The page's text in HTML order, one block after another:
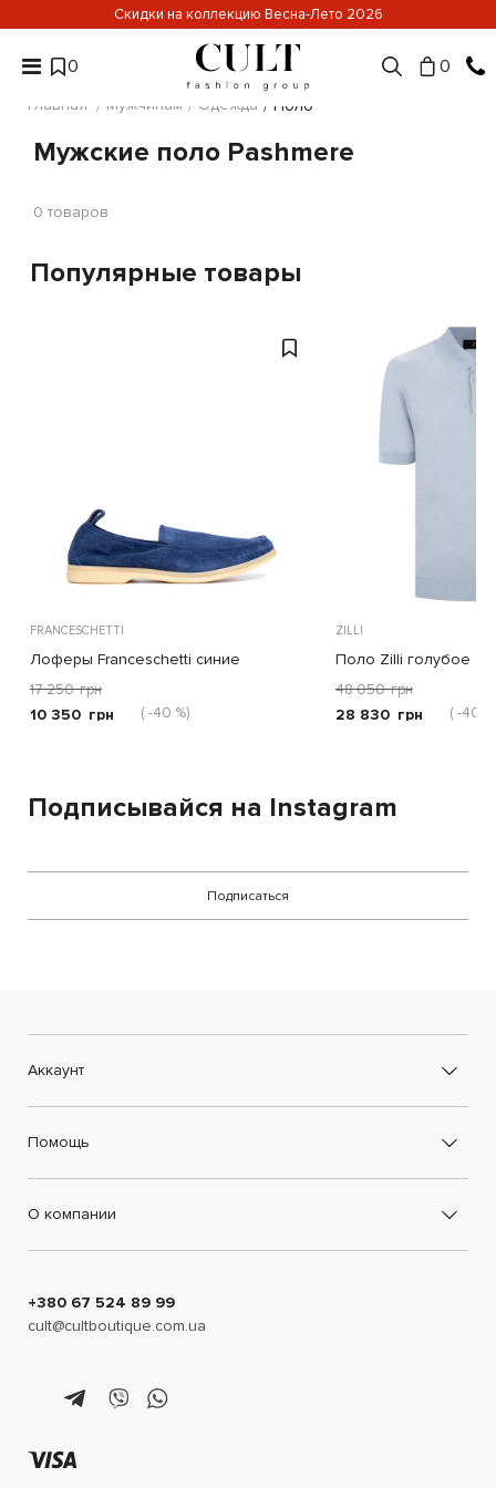
Скидки на коллекцию Весна-Лето 2026
0 0
Главная Мужчинам Одежда Поло
Мужские поло Pashmere
0 товаров
Популярные товары
FRANCESCHETTI
Лоферы Franceschetti синие
17 250 грн
10 350 грн ( -40 %)
ZILLI
Поло Zilli голубое
48 050 грн
28 830 грн ( -40
Подписывайся на Instagram
Подписаться
Аккаунт
Помощь
О компании
+380 67 524 89 99
cult@cultboutique.com.ua